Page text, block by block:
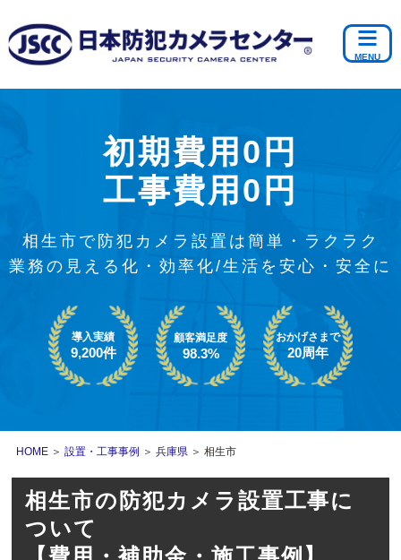
初期費用0円
工事費用0円
相生市で防犯カメラ設置は簡単・ラクラク
業務の見える化・効率化/生活を安心・安全に
導入実績
9,200件
顧客満足度
98.3%
おかげさまで
20周年
HOME ＞設置・工事事例 ＞兵庫県 ＞ 相生市
相生市の防犯カメラ設置工事に
ついて